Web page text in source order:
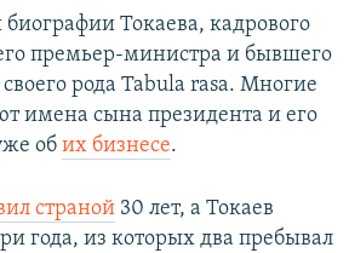
Токаева, кадрового
премьер-министра и бывшего
рода Tabula rasa. Многие
имена сына президента и его
об их бизнесе.
страной 30 лет, а Токаев
года, из которых два пребывал